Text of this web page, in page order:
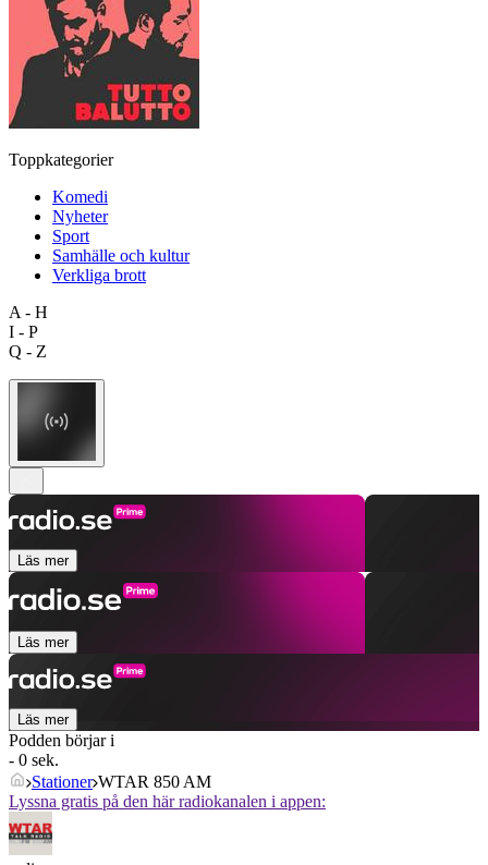
Toppkategorier
Komedi
Nyheter
Sport
Samhälle och kultur
Verkliga brott
A - H
I - P
Q - Z
Läs mer
Läs mer
Läs mer
Podden börjar i
- 0 sek.
Stationer WTAR 850 AM
Lyssna gratis på den här radiokanalen i appen: